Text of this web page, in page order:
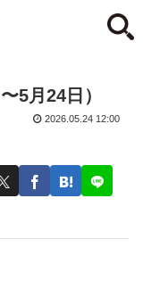
5月24日）
2026.05.24 12:00